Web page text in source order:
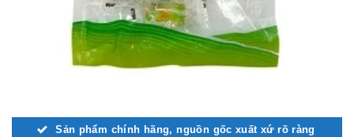
Sản phẩm chính hãng, nguồn gốc xuất xứ rõ ràng